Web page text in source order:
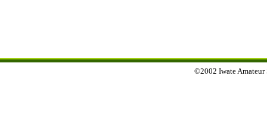
©2002 Iwate Amateur